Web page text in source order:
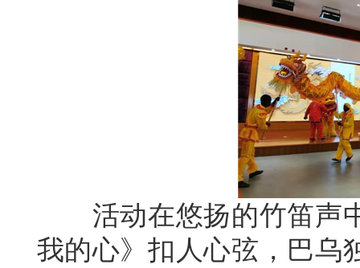
活动在悠扬的竹笛声中
我的心》扣人心弦，巴乌